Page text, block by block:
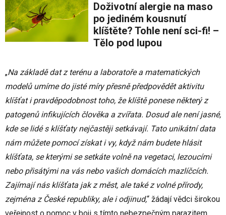
Doživotní alergie na maso
po jediném kousnutí
klíštěte? Tohle není sci-fi! –
Tělo pod lupou
„Na základě dat z terénu a laboratoře a matematických
modelů umíme do jisté míry přesně předpovědět aktivitu
klíšťat i pravděpodobnost toho, že klíště ponese některý z
patogenů infikujících člověka a zvířata. Dosud ale není jasné,
kde se lidé s klíšťaty nejčastěji setkávají. Tato unikátní data
nám můžete pomocí získat i vy, když nám budete hlásit
klíšťata, se kterými se setkáte volně na vegetaci, lezoucími
nebo přisátými na vás nebo vašich domácích mazlíčcích.
Zajímají nás klíšťata jak z měst, ale také z volné přírody,
zejména z České republiky, ale i odjinud,“ žádají vědci širokou